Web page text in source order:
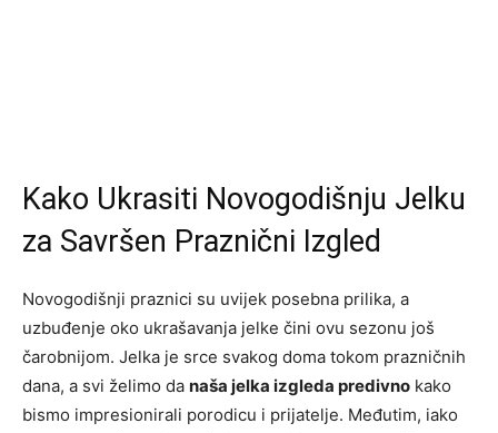
Kako Ukrasiti Novogodišnju Jelku
za Savršen Praznični Izgled
Novogodišnji praznici su uvijek posebna prilika, a
uzbuđenje oko ukrašavanja jelke čini ovu sezonu još
čarobnijom. Jelka je srce svakog doma tokom prazničnih
dana, a svi želimo da naša jelka izgleda predivno kako
bismo impresionirali porodicu i prijatelje. Međutim, iako